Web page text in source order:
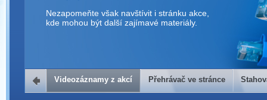
Nezapomeňte však navštívit i stránku akce,
kde mohou být další zajímavé materiály.
Přehrávač ve stránce
Videozáznamy z akcí Přehrávač ve stránce